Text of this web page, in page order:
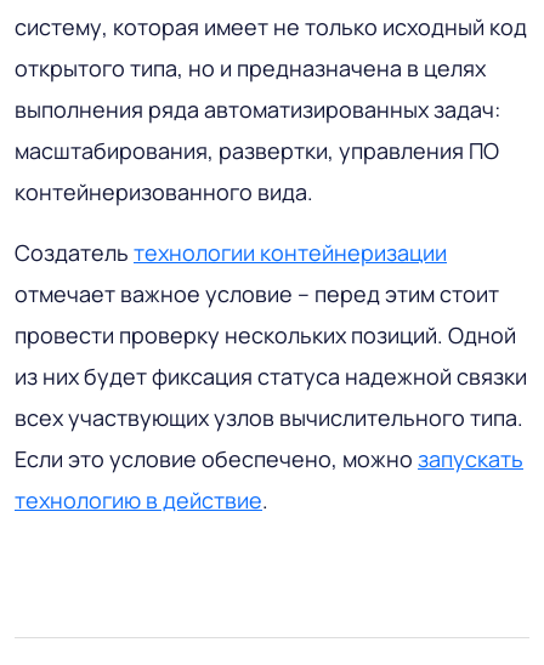
систему, которая имеет не только исходный код
открытого типа, но и предназначена в целях
выполнения ряда автоматизированных задач:
масштабирования, развертки, управления ПО
контейнеризованного вида.
Создатель технологии контейнеризации
отмечает важное условие – перед этим стоит
провести проверку нескольких позиций. Одной
из них будет фиксация статуса надежной связки
всех участвующих узлов вычислительного типа.
Если это условие обеспечено, можно запускать
технологию в действие.